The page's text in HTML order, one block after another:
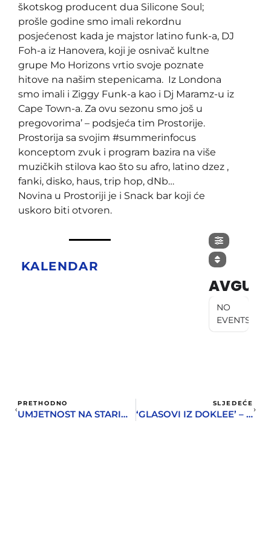
škotskog producent dua Silicone Soul;
prošle godine smo imali rekordnu
posjećenost kada je majstor latino funk-a, DJ
Foh-a iz Hanovera, koji je osnivač kultne
grupe Mo Horizons vrtio svoje poznate
hitove na našim stepenicama. Iz Londona
smo imali i Ziggy Funk-a kao i Dj Maramz-u iz
Cape Town-a. Za ovu sezonu smo još u
pregovorima’ – podsjeća tim Prostorije.
Prostorija sa svojim #summerinfocus
konceptom zvuk i program bazira na više
muzičkih stilova kao što su afro, latino dzez ,
fanki, disko, haus, trip hop, dNb…
Novina u Prostoriji je i Snack bar koji će
uskoro biti otvoren.
KALENDAR
AVGUST
NO
EVENTS
PRETHODNO
UMJETNOST NA STARIM CRIJEPOVIMA
SLJEDEĆE
‘GLASOVI IZ DOKLEE’ – KRUNSKA KNJIGA MIRAŠA MARTINOVIĆA